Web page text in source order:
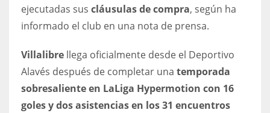
NE
16
OAK
ejecutadas sus cláusulas de compra, según ha
informado el club en una nota de prensa.
Villalibre llega oficialmente desde el Deportivo
Alavés después de completar una temporada
sobresaliente en LaLiga Hypermotion con 16
goles y dos asistencias en los 31 encuentros